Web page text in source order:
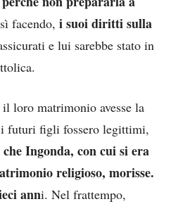
facendo, i suoi diritti sulla
e lui sarebbe stato in
loro matrimonio avesse la
futuri figli fossero legittimi,
Ingonda, con cui si era
religioso, morisse.
anni. Nel frattempo,